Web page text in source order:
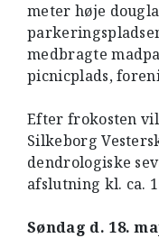
meter høje
medbragte
picnicplads,
Efter frokosten
Silkeborg
dendrologiske
afslutning kl. ca.
Søndag d. 18.